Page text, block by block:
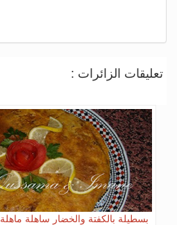
تعليقات الزائرات :
بسطيلة بالكفتة والخضار ساهلة ماهلة